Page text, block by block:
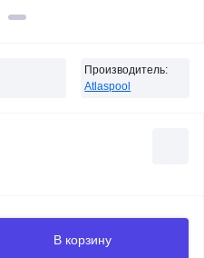
Производитель:
Atlaspool
В корзину